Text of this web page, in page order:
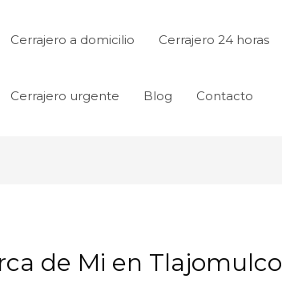
Cerrajero a domicilio Cerrajero 24 horas
Cerrajero urgente Blog Contacto
de Mi en Tlajomulco